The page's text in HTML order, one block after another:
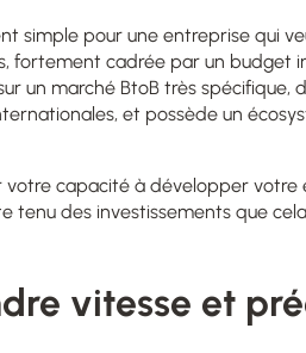
simple pour une entreprise qui
fortement cadrée par un budget
un marché BtoB très spécifique,
et possède un
capacité à développer votre
tenu des investissements que
vitesse et